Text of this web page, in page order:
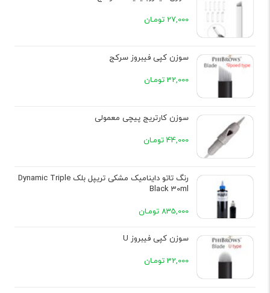
27,000 تومـان
سوزن کپی فیبروز سرکج
32,000 تومـان
سوزن کارتریج پیچی معمولی
44,000 تومـان
رنگ تاتو داینامیک مشکی تریپل بلک Dynamic Triple
Black 30ml
835,000 تومـان
سوزن کپی فیبروز U
32,000 تومـان